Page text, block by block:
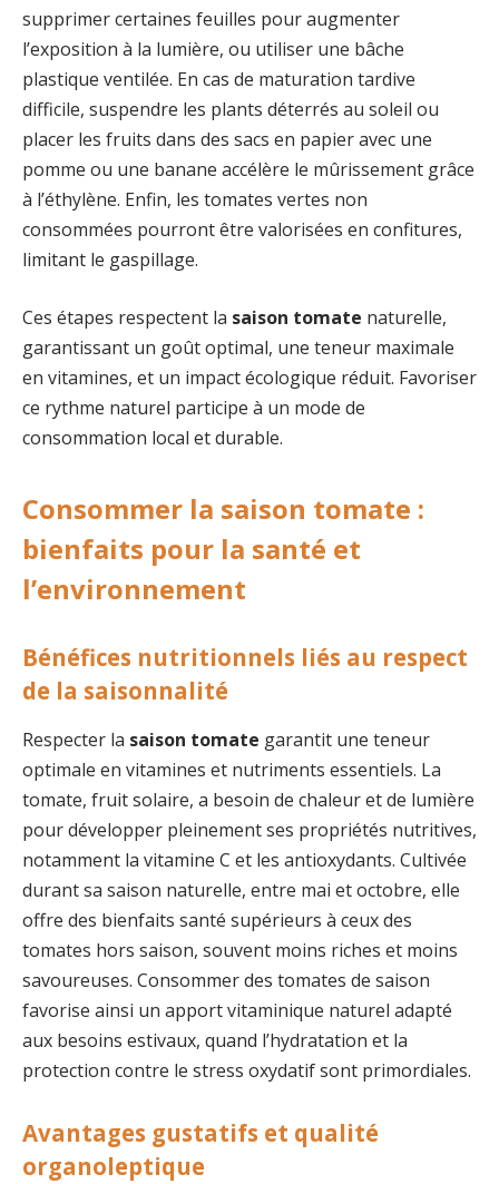
supprimer certaines feuilles pour augmenter
l’exposition à la lumière, ou utiliser une bâche
plastique ventilée. En cas de maturation tardive
difficile, suspendre les plants déterrés au soleil ou
placer les fruits dans des sacs en papier avec une
pomme ou une banane accélère le mûrissement grâce
à l’éthylène. Enfin, les tomates vertes non
consommées pourront être valorisées en confitures,
limitant le gaspillage.
Ces étapes respectent la saison tomate naturelle,
garantissant un goût optimal, une teneur maximale
en vitamines, et un impact écologique réduit. Favoriser
ce rythme naturel participe à un mode de
consommation local et durable.
Consommer la saison tomate :
bienfaits pour la santé et
l’environnement
Bénéfices nutritionnels liés au respect
de la saisonnalité
Respecter la saison tomate garantit une teneur
optimale en vitamines et nutriments essentiels. La
tomate, fruit solaire, a besoin de chaleur et de lumière
pour développer pleinement ses propriétés nutritives,
notamment la vitamine C et les antioxydants. Cultivée
durant sa saison naturelle, entre mai et octobre, elle
offre des bienfaits santé supérieurs à ceux des
tomates hors saison, souvent moins riches et moins
savoureuses. Consommer des tomates de saison
favorise ainsi un apport vitaminique naturel adapté
aux besoins estivaux, quand l’hydratation et la
protection contre le stress oxydatif sont primordiales.
Avantages gustatifs et qualité
organoleptique